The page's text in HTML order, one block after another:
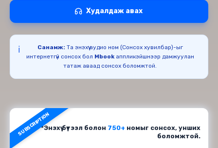
Худалдаж авах
ℹ️ Санамж: Та энэхүү аудио ном (Сонсох хувилбар)-ыг
интернетгүй сонсох бол Mbookаппликэйшнээр дамжуулан
татаж аваад сонсох боломжтой.
SUBSCRIPTION*Энэхүү бүтээл болон 750+ номыг сонсох, унших
боломжтой.